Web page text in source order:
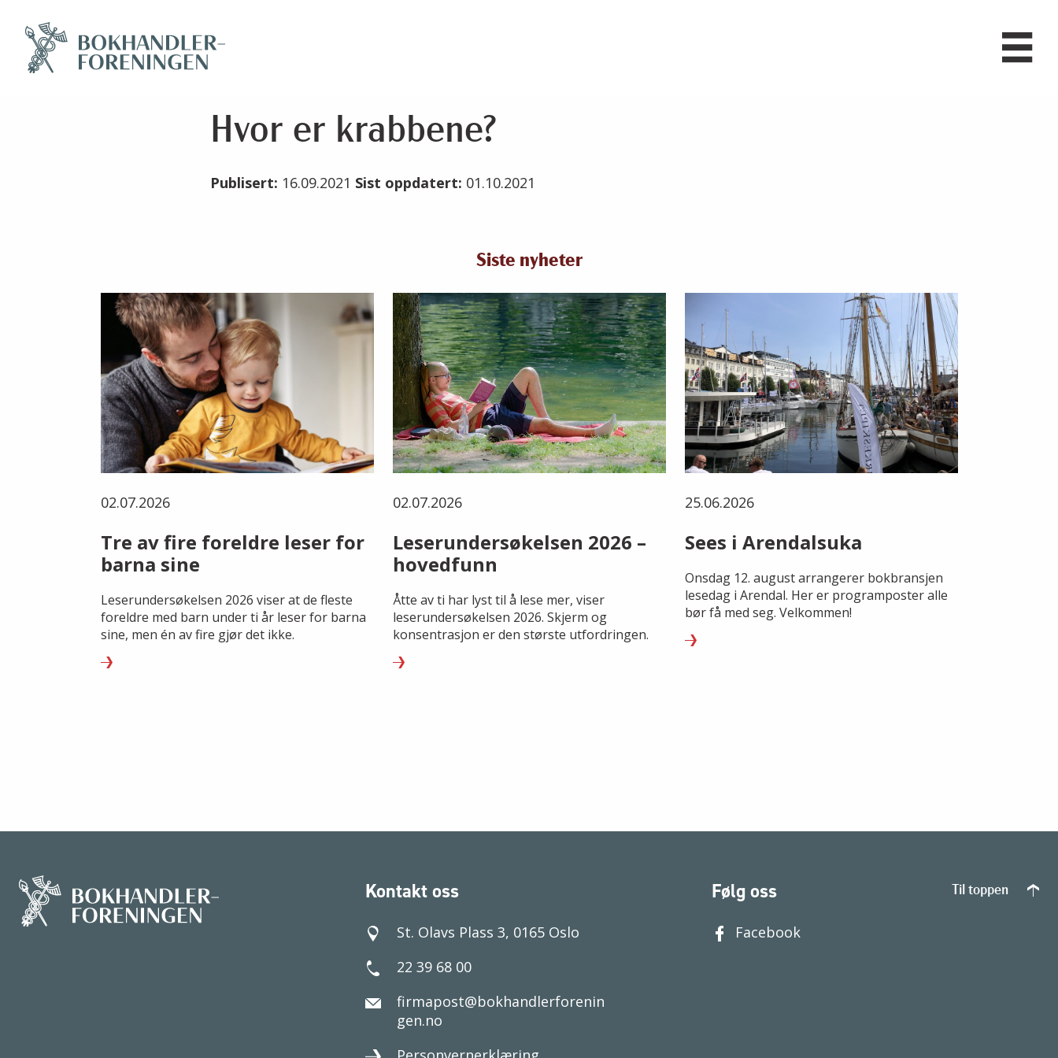
Hvor er krabbene?
Publisert: 16.09.2021 Sist oppdatert: 01.10.2021
Siste nyheter
02.07.2026
Tre av fire foreldre leser for
barna sine
Leserundersøkelsen 2026 viser at de fleste
foreldre med barn under ti år leser for barna
sine, men én av fire gjør det ikke.
02.07.2026
Leserundersøkelsen 2026 –
hovedfunn
Åtte av ti har lyst til å lese mer, viser
leserundersøkelsen 2026. Skjerm og
konsentrasjon er den største utfordringen.
25.06.2026
Sees i Arendalsuka
Onsdag 12. august arrangerer bokbransjen
lesedag i Arendal. Her er programposter alle
bør få med seg. Velkommen!
Kontakt oss
St. Olavs Plass 3, 0165 Oslo
22 39 68 00
firmapost@bokhandlerforenin
gen.no
Følg oss
Facebook
Til toppen